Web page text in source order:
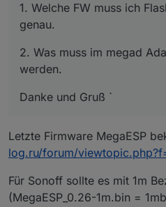
1. Welche FW muss ich
genau.
2. Was muss im megad
werden.
Danke und Gruß `
Letzte Firmware MegaESP
log.ru/forum/
Für Sonoff sollte es mit 1m
(MegaESP_0.26-1m.bin =